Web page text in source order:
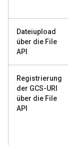
Dateiupload
über die File
API
Registrierung
der GCS-URI
über die File
API